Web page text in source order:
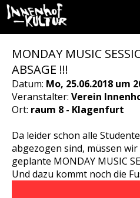
MONDAY MUSIC
ABSAGE !!!
Datum: Mo, 25.06.2018 um
Veranstalter: Verein
Ort: raum 8 - Klagenfurt
Da leider schon alle
abgezogen sind, müssen
geplante MONDAY MUSIC
Und dazu kommt noch die